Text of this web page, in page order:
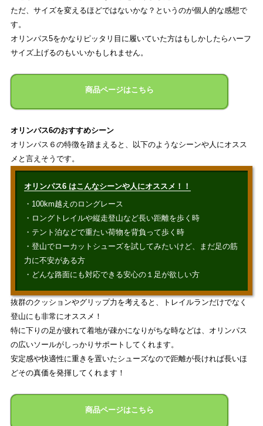
ただ、サイズを変えるほどではないかな？というのが個人的な感想で
す。
オリンパス5をかなりピッタリ目に履いていた方はもしかしたらハーフ
サイズ上げるのもいいかもしれません。
商品ページはこちら
オリンパス6のおすすめシーン
オリンパス６の特徴を踏まえると、以下のようなシーンや人にオスス
メと言えそうです。
オリンパス6 はこんなシーンや人にオススメ！！
・100km越えのロングレース
・ロングトレイルや縦走登山など長い距離を歩く時
・テント泊などで重たい荷物を背負って歩く時
・登山でローカットシューズを試してみたいけど、まだ足の筋
力に不安がある方
・どんな路面にも対応できる安心の１足が欲しい方
抜群のクッションやグリップ力を考えると、トレイルランだけでなく
登山にも非常にオススメ！
特に下りの足が疲れて着地が疎かになりがちな時などは、オリンパス
の広いソールがしっかりサポートしてくれます。
安定感や快適性に重きを置いたシューズなので距離が長ければ長いほ
どその真価を発揮してくれます！
商品ページはこちら